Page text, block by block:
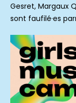
Gesret, Margaux
sont faufilé·es